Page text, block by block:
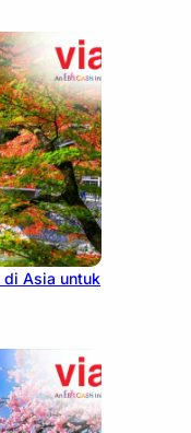
di Asia untuk